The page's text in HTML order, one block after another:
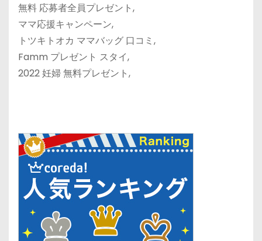
無料 応募者全員プレゼント,
ママ応援キャンペーン,
トツキトオカ ママバッグ 口コミ,
Famm プレゼント スタイ,
2022 妊婦 無料プレゼント,